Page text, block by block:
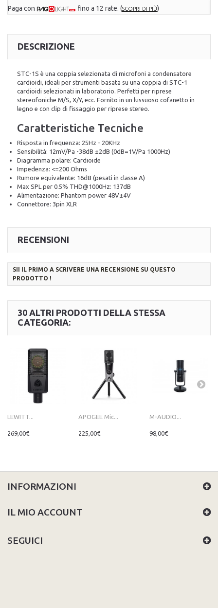
Paga con fino a 12 rate. (SCOPRI DI PIÙ)
DESCRIZIONE
STC-1S è una coppia selezionata di microfoni a condensatore
cardioidi, ideali per strumenti basata su una coppia di STC-1
cardioidi selezionati in laboratorio. Perfetti per riprese
stereofoniche M/S, X/Y, ecc. Fornito in un lussuoso cofanetto in
legno e con clip di fissaggio per riprese stereo.
Caratteristiche Tecniche
Risposta in frequenza: 25Hz - 20KHz
Sensibilità: 12mV/Pa -38dB ±2dB (0dB=1V/Pa 1000Hz)
Diagramma polare: Cardioide
Impedenza: <=200 Ohms
Rumore equivalente: 16dB (pesati in classe A)
Max SPL per 0.5% THD@1000Hz: 137dB
Alimentazione: Phantom power 48V±4V
Connettore: 3pin XLR
RECENSIONI
SII IL PRIMO A SCRIVERE UNA RECENSIONE SU QUESTO
PRODOTTO !
30 ALTRI PRODOTTI DELLA STESSA
CATEGORIA:
LEWITT...
269,00€
APOGEE Mic...
225,00€
M-AUDIO...
98,00€
INFORMAZIONI
IL MIO ACCOUNT
SEGUICI